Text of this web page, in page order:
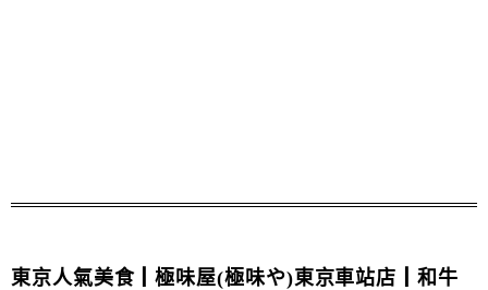
東京人氣美食┃極味屋(極味や)東京車站店┃和牛